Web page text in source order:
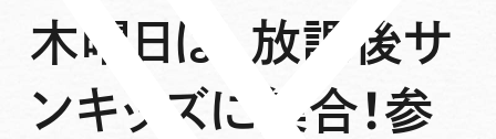
木曜日は、放課後サ
ンキッズに集合！参